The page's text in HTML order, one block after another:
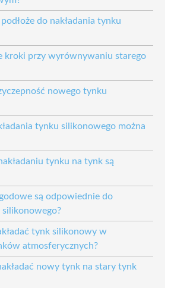
do nakładania tynku
kroki przy wyrównywaniu starego
nowego tynku
tynku silikonowego można
tynku na tynk są
są odpowiednie do
silikonowego?
tynk silikonowy w
atmosferycznych?
nowy tynk na stary tynk